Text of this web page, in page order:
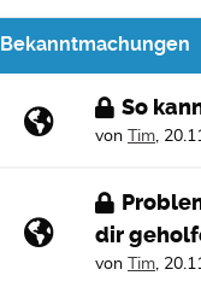
Bekanntmachungen
So
von Tim,
dir
von Tim,